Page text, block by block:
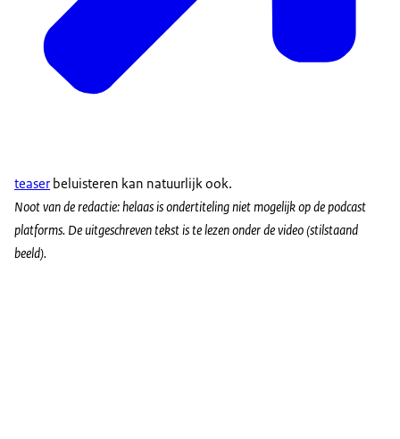
teaser beluisteren kan natuurlijk ook.
Noot van de redactie: helaas is ondertiteling niet mogelijk op de podcast
platforms. De uitgeschreven tekst is te lezen onder de video (stilstaand
beeld).